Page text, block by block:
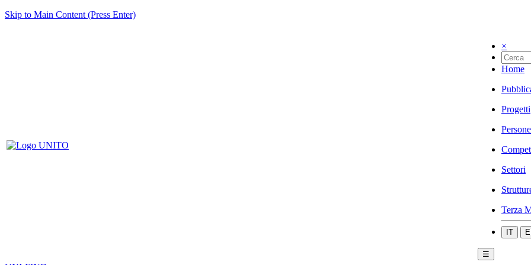
Skip to Main Content (Press Enter)
×
Home
Progetti
Persone
Settori
Terza
IT
☰